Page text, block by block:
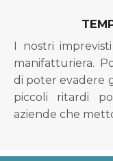
I nostri
manifatturiera.
di poter evadere
piccoli ritardi
aziende che